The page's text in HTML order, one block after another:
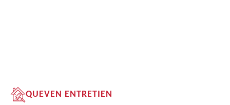
QUEVEN ENTRETIEN